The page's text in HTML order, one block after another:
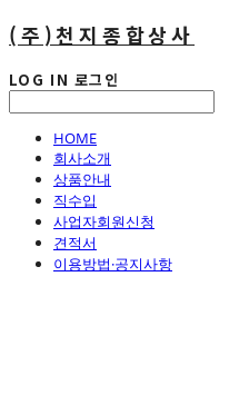
(주)천지종합상사
LOG IN 로그인
HOME
회사소개
상품안내
직수입
사업자회원신청
견적서
이용방법·공지사항